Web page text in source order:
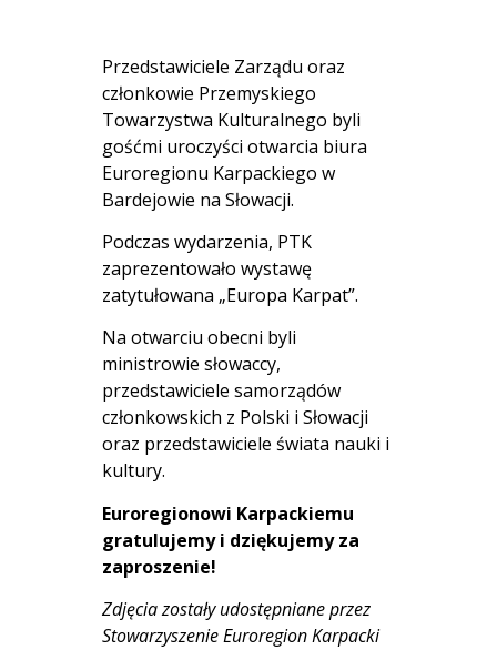
Przedstawiciele Zarządu oraz
członkowie Przemyskiego
Towarzystwa Kulturalnego byli
gośćmi uroczyści otwarcia biura
Euroregionu Karpackiego w
Bardejowie na Słowacji.
Podczas wydarzenia, PTK
zaprezentowało wystawę
zatytułowana „Europa Karpat”.
Na otwarciu obecni byli
ministrowie słowaccy,
przedstawiciele samorządów
członkowskich z Polski i Słowacji
oraz przedstawiciele świata nauki i
kultury.
Euroregionowi Karpackiemu
gratulujemy i dziękujemy za
zaproszenie!
Zdjęcia zostały udostępniane przez
Stowarzyszenie Euroregion Karpacki